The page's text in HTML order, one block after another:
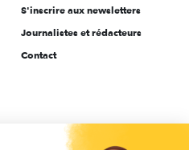
S'inscrire aux newsletters
Journalistes et rédacteurs
Contact